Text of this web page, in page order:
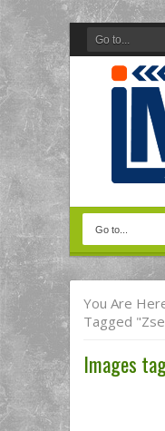
You Are
Tagged
Images